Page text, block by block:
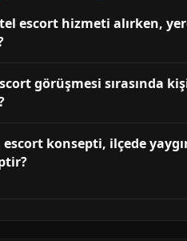
escort hizmeti alırken,
görüşmesi sırasında
konsepti, ilçede